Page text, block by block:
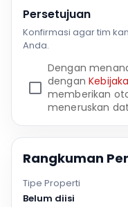
Persetujuan
Konfirmasi agar tim
Anda.
Dengan
dengan
memberikan
meneruskan
Rangkuman
Tipe Properti
Belum diisi